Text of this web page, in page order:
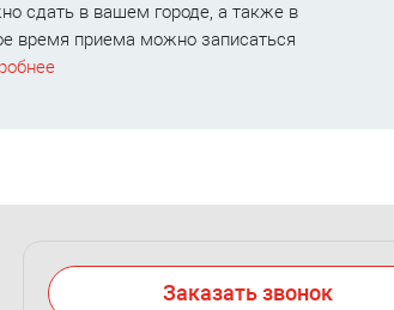
сдать в вашем городе, а также в
время приема можно записаться
Заказать звонок